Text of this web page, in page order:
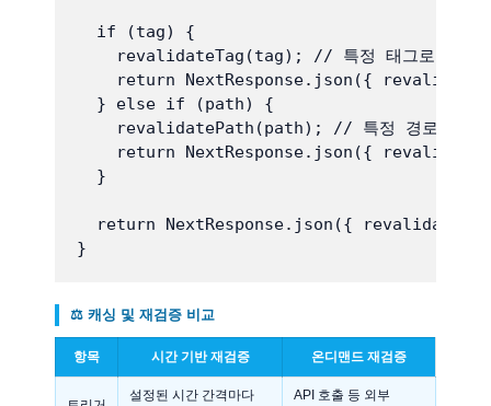
  if (tag) {
revalidateTag(tag); // 특정 태그로 캐시
return NextResponse.json({
  } else if (path) {
revalidatePath(path); // 특정 경로의 페
return NextResponse.json({
  }
return NextResponse.json({
⚖️ 캐싱 및 재검증 비교
항목 시간 기반 재검증 온디맨드 재검증
설정된 시간 간격마다
API 호출 등 외부